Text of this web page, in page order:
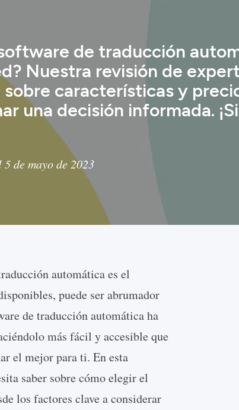
de traducción
Nuestra revisión de
características y
una decisión informada.
de mayo de 2023
automática es el
puede ser abrumador
de traducción automática ha
más fácil y accesible que
el mejor para ti. En esta
saber sobre cómo elegir el
los factores clave a considerar